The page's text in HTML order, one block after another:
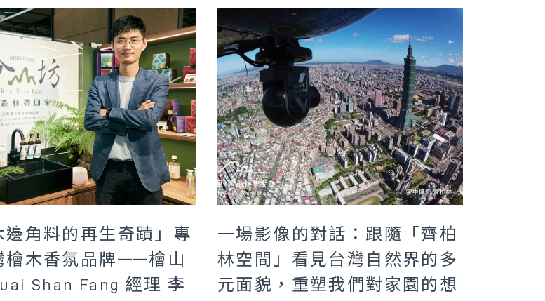
邊角料的再生奇蹟」專
檜木香氛品牌——檜山
Shan Fang 經理 李
一場影像的對話：跟隨「齊柏
林空間」看見台灣自然界的多
元面貌，重塑我們對家園的想